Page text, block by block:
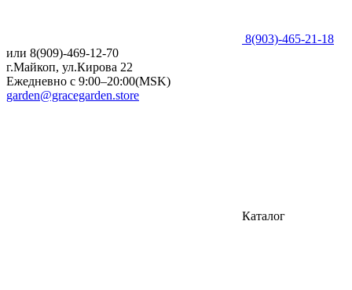
8(903)-465-21-18
или 8(909)-469-12-70
г.Майкоп, ул.Кирова 22
Ежедневно с 9:00–20:00(MSK)
garden@gracegarden.store
Каталог